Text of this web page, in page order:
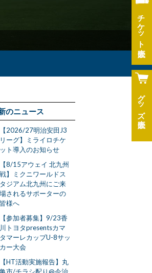
チケット
グッズ
のニュース
【2026/27明治安田J3
リーグ】ミライロチケ
ット導入のお知らせ
【8/15アウェイ 北九州
戦】ミクニワールドス
タジアム北九州にご来
場されるサポーターの
皆様へ
【参加者募集】9/23香
川トヨタpresentsカマ
タマーレカップU-8サッ
カー大会
【HT活動実施報告】丸